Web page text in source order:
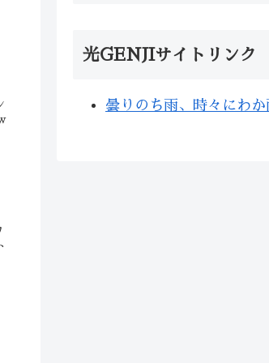
光GENJIサイトリンク
曇りのち雨、時々にわか